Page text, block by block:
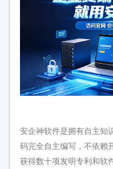
安企神软件是拥有自主知
码完全自主编写，不依赖
获得数十项发明专利和软